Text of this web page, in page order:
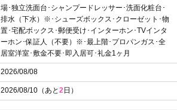
場･独立洗面台･シャンプードレッサー･洗面化粧台･
排水（下水）※･シューズボックス･クローゼット･物
置･宅配ボックス･郵便受け･インターホン･TVインタ
ーホン･保証人（不要）※･最上階･プロパンガス･全
居室洋室･敷金不要･即入居可･礼金1ヶ月
2026/08/08
2026/08/10（あと2日）